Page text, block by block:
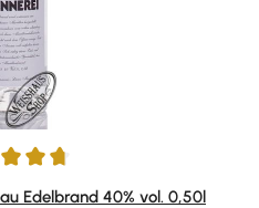
von 4.69 von 5 Sternen
Edelbrand 40% vol. 0,50l